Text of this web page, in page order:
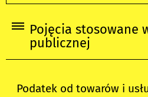
Pojęcia stosowane
publicznej
Podatek od towarów i